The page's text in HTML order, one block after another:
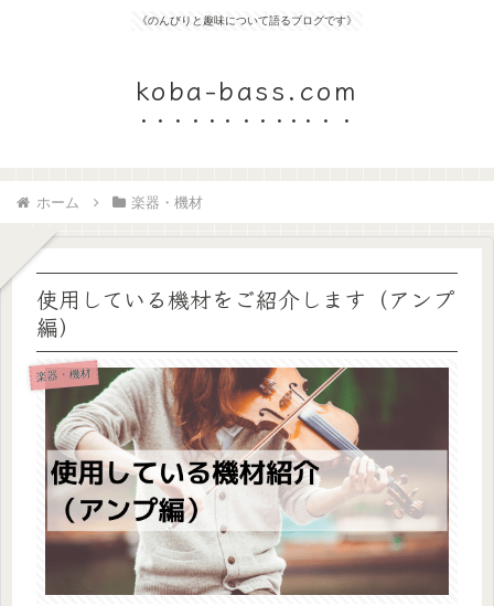
《のんびりと趣味について語るブログです》
koba-bass.com
ホーム 楽器・機材
使用している機材をご紹介します（アンプ
編）
楽器・機材